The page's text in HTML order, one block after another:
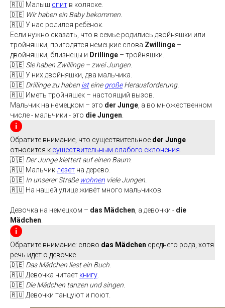
🇷🇺 Малыш спит в коляске.
🇩🇪 Wir haben ein Baby bekommen.
🇷🇺 У нас родился ребёнок.
Если нужно сказать, что в семье родились двойняшки или
тройняшки, пригодятся немецкие слова Zwillinge –
двойняшки, близнецы и Drillinge – тройняшки.
🇩🇪 Sie haben Zwillinge – zwei Jungen.
🇷🇺 У них двойняшки, два мальчика.
🇩🇪 Drillinge zu haben isteinegroßeHerausforderung.
🇷🇺 Иметь тройняшек – настоящий вызов.
Мальчик на немецком – это der Junge, а во множественном
числе - мальчики - это die Jungen.
Обратите внимание, что существительное der Junge
относится к существительным слабого склонения.
🇩🇪 Der Junge klettert аuf einen Baum.
🇷🇺 Мальчиклезет на дерево.
🇩🇪 In unserer Straße wohnen viele Jungen.
🇷🇺 На нашей улице живёт много мальчиков.
Девочка на немецком – das Mädchen, а девочки - die
Mädchen.
Обратите внимание: слово das Mädchen среднего рода, хотя
речь идёт о девочке.
🇩🇪 Das Mädchen liest ein Buch.
🇷🇺 Девочка читает книгу.
🇩🇪 Die Mädchen tanzen und singen.
🇷🇺 Девочки танцуют и поют.